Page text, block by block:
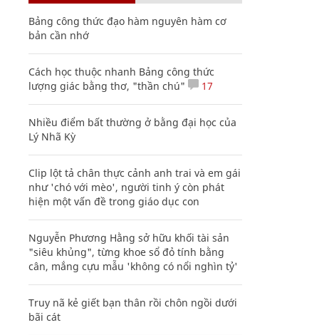
Bảng công thức đạo hàm nguyên hàm cơ
bản cần nhớ
Cách học thuộc nhanh Bảng công thức
lượng giác bằng thơ, "thần chú"
17
Nhiều điểm bất thường ở bằng đại học của
Lý Nhã Kỳ
Clip lột tả chân thực cảnh anh trai và em gái
như 'chó với mèo', người tinh ý còn phát
hiện một vấn đề trong giáo dục con
Nguyễn Phương Hằng sở hữu khối tài sản
"siêu khủng", từng khoe sổ đỏ tính bằng
cân, mắng cựu mẫu 'không có nổi nghìn tỷ'
Truy nã kẻ giết bạn thân rồi chôn ngồi dưới
bãi cát